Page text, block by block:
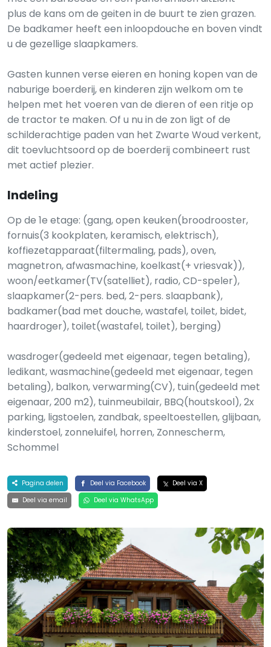
plus de kans om de geiten in de buurt te zien grazen.
De badkamer heeft een inloopdouche en boven vindt
u de gezellige slaapkamers.
Gasten kunnen verse eieren en honing kopen van de
naburige boerderij, en kinderen zijn welkom om te
helpen met het voeren van de dieren of een ritje op
de tractor te maken. Of u nu in de zon ligt of de
schilderachtige paden van het Zwarte Woud verkent,
dit toevluchtsoord op de boerderij combineert rust
met actief plezier.
Indeling
Op de 1e etage: (gang, open keuken(broodrooster,
fornuis(3 kookplaten, keramisch, elektrisch),
koffiezetapparaat(filtermaling, pads), oven,
magnetron, afwasmachine, koelkast(+ vriesvak)),
woon/eetkamer(TV(satelliet), radio, CD-speler),
slaapkamer(2-pers. bed, 2-pers. slaapbank),
badkamer(bad met douche, wastafel, toilet, bidet,
haardroger), toilet(wastafel, toilet), berging)
wasdroger(gedeeld met eigenaar, tegen betaling),
ledikant, wasmachine(gedeeld met eigenaar, tegen
betaling), balkon, verwarming(CV), tuin(gedeeld met
eigenaar, 200 m2), tuinmeubilair, BBQ(houtskool), 2x
parking, ligstoelen, zandbak, speeltoestellen, glijbaan,
kinderstoel, zonneluifel, horren, Zonnescherm,
Schommel
Pagina delen Deel via Facebook
Deel via X
Deel via email
Deel via WhatsApp